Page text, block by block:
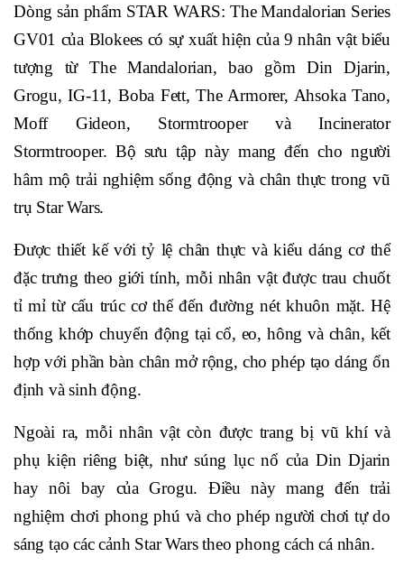
Dòng sản phẩm STAR WARS: The Mandalorian Series
GV01 của Blokees có sự xuất hiện của 9 nhân vật biểu
tượng từ The Mandalorian, bao gồm Din Djarin,
Grogu, IG-11, Boba Fett, The Armorer, Ahsoka Tano,
Moff Gideon, Stormtrooper và Incinerator
Stormtrooper. Bộ sưu tập này mang đến cho người
hâm mộ trải nghiệm sống động và chân thực trong vũ
trụ Star Wars.
Được thiết kế với tỷ lệ chân thực và kiểu dáng cơ thể
đặc trưng theo giới tính, mỗi nhân vật được trau chuốt
tỉ mỉ từ cấu trúc cơ thể đến đường nét khuôn mặt. Hệ
thống khớp chuyển động tại cổ, eo, hông và chân, kết
hợp với phần bàn chân mở rộng, cho phép tạo dáng ổn
định và sinh động.
Ngoài ra, mỗi nhân vật còn được trang bị vũ khí và
phụ kiện riêng biệt, như súng lục nổ của Din Djarin
hay nôi bay của Grogu. Điều này mang đến trải
nghiệm chơi phong phú và cho phép người chơi tự do
sáng tạo các cảnh Star Wars theo phong cách cá nhân.